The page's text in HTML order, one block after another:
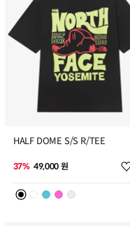
HALF DOME S/S R/TEE
49,000 원
37%